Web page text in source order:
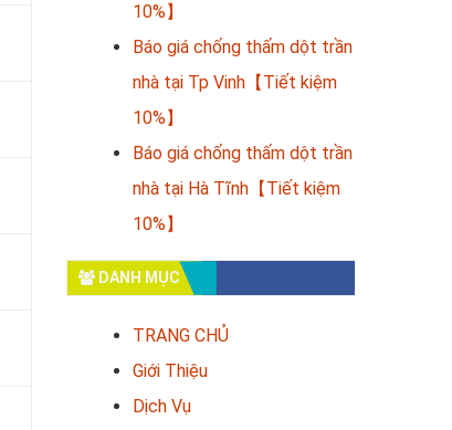
10%】
Báo giá chống thấm dột trần
nhà tại Tp Vinh【Tiết kiệm
10%】
Báo giá chống thấm dột trần
nhà tại Hà Tĩnh【Tiết kiệm
10%】
DANH MỤC
TRANG CHỦ
Giới Thiệu
Dịch Vụ